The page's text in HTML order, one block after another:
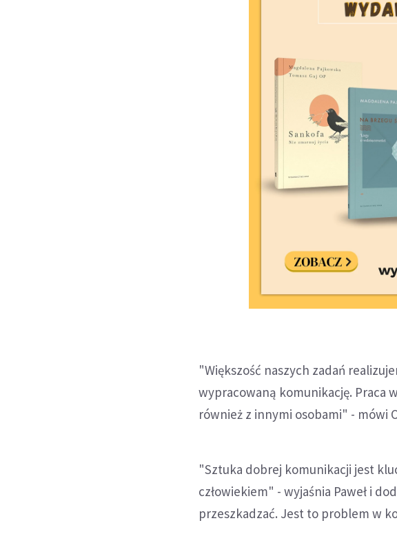
"Większość naszych zadań
wypracowaną komunikację. Praca
również z innymi osobami" - mówi
"Sztuka dobrej komunikacji jest
człowiekiem" - wyjaśnia Paweł i
przeszkadzać. Jest to problem w